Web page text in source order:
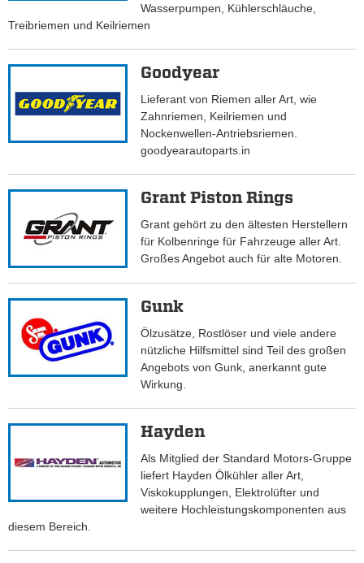
Wasserpumpen, Kühlerschläuche,
Treibriemen und Keilriemen
Goodyear
Lieferant von Riemen aller Art, wie
Zahnriemen, Keilriemen und
Nockenwellen-Antriebsriemen.
goodyearautoparts.in
Grant Piston Rings
Grant gehört zu den ältesten Herstellern
für Kolbenringe für Fahrzeuge aller Art.
Großes Angebot auch für alte Motoren.
Gunk
Ölzusätze, Rostlöser und viele andere
nützliche Hilfsmittel sind Teil des großen
Angebots von Gunk, anerkannt gute
Wirkung.
Hayden
Als Mitglied der Standard Motors-Gruppe
liefert Hayden Ölkühler aller Art,
Viskokupplungen, Elektrolüfter und
weitere Hochleistungskomponenten aus
diesem Bereich.